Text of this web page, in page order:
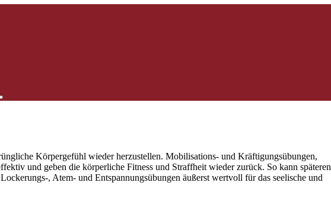
Körpergefühl wieder herzustellen. Mobilisations- und Kräftigungsübungen,
und geben die körperliche Fitness und Straffheit wieder zurück. So kann späteren
, Atem- und Entspannungsübungen äußerst wertvoll für das seelische und